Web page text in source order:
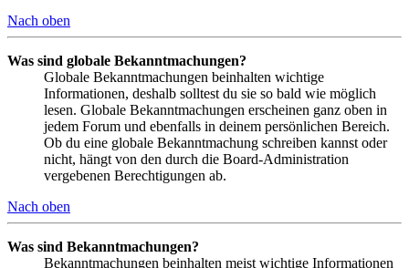
Nach oben
Was sind globale Bekanntmachungen?
Globale Bekanntmachungen beinhalten wichtige
Informationen, deshalb solltest du sie so bald wie möglich
lesen. Globale Bekanntmachungen erscheinen ganz oben in
jedem Forum und ebenfalls in deinem persönlichen Bereich.
Ob du eine globale Bekanntmachung schreiben kannst oder
nicht, hängt von den durch die Board-Administration
vergebenen Berechtigungen ab.
Nach oben
Was sind Bekanntmachungen?
Bekanntmachungen beinhalten meist wichtige Informationen